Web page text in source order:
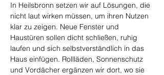
In Heilsbronn setzen wir auf Lösungen, die
nicht laut wirken müssen, um ihren Nutzen
klar zu zeigen. Neue Fenster und
Haustüren sollen dicht schließen, ruhig
laufen und sich selbstverständlich in das
Haus einfügen. Rollläden, Sonnenschutz
und Vordächer ergänzen wir dort, wo sie